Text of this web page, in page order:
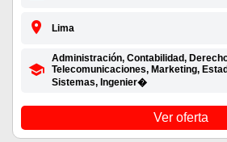
Lima
Administración, Contabilidad,
Telecomunicaciones, Marketing,
Sistemas, Ingenier�
Ver oferta